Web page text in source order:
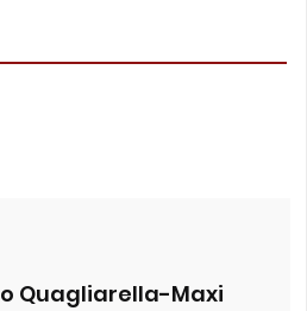
Quagliarella-Maxi